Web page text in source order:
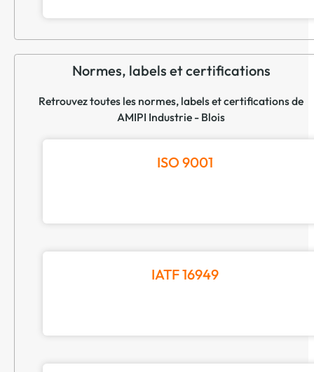
Normes, labels et certifications
Retrouvez toutes les normes, labels et certifications de
AMIPI Industrie - Blois
ISO 9001
IATF 16949